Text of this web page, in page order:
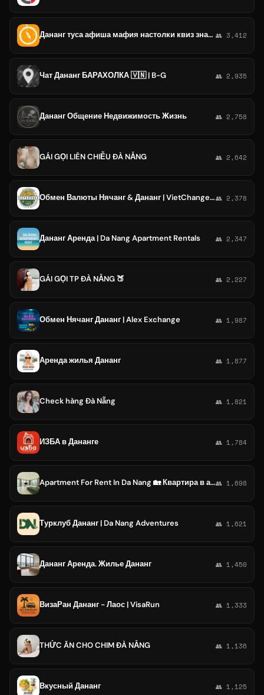
Дананг туса афиша мафия настолки квиз знакомства 👥 3,412
Чат Дананг БАРАХОЛКА 🇻🇳 | B-G 👥 2,935
Дананг Общение Недвижимость Жизнь 👥 2,758
GÁI GỌI LIÊN CHIỄU ĐÀ NẴNG 👥 2,642
Обмен Валюты Нячанг & Дананг | VietChange 💰👥 2,378
Дананг Аренда | Da Nang Apartment Rentals 👥 2,347
GÁI GỌI TP ĐÀ NẴNG 🍑 👥 2,227
Обмен Нячанг Дананг | Alex Exchange 👥 1,987
Аренда жилья Дананг 👥 1,877
Check hàng Đà Nẵng 👥 1,821
ИЗБА в Дананге 👥 1,784
Apartment For Rent In Da Nang 🏡 Квартира в аренду в Дананге 🙆🏻‍♀️👥 1,698
Турклуб Дананг | Da Nang Adventures 👥 1,621
Дананг Аренда. Жилье Дананг 👥 1,450
ВизаРан Дананг - Лаос | VisaRun 👥 1,333
THỨC ĂN CHO CHIM ĐÀ NẴNG 👥 1,136
Вкусный Дананг 👥 1,125